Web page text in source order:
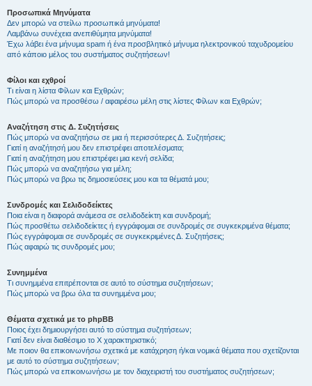
Προσωπικά Μηνύματα
Δεν μπορώ να στείλω προσωπικά μηνύματα!
Λαμβάνω συνέχεια ανεπιθύμητα μηνύματα!
Έχω λάβει ένα μήνυμα spam ή ένα προσβλητικό μήνυμα ηλεκτρονικού ταχυδρομείου
από κάποιο μέλος του συστήματος συζητήσεων!
Φίλοι και εχθροί
Τι είναι η λίστα Φίλων και Εχθρών;
Πώς μπορώ να προσθέσω / αφαιρέσω μέλη στις λίστες Φίλων και Εχθρών;
Αναζήτηση στις Δ. Συζητήσεις
Πώς μπορώ να αναζητήσω σε μια ή περισσότερες Δ. Συζητήσεις;
Γιατί η αναζήτησή μου δεν επιστρέφει αποτελέσματα;
Γιατί η αναζήτηση μου επιστρέφει μια κενή σελίδα;
Πώς μπορώ να αναζητήσω για μέλη;
Πώς μπορώ να βρω τις δημοσιεύσεις μου και τα θέματά μου;
Συνδρομές και Σελιδοδείκτες
Ποια είναι η διαφορά ανάμεσα σε σελιδοδείκτη και συνδρομή;
Πώς προσθέτω σελιδοδείκτες ή εγγράφομαι σε συνδρομές σε συγκεκριμένα θέματα;
Πώς εγγράφομαι σε συνδρομές σε συγκεκριμένες Δ. Συζητήσεις;
Πώς αφαιρώ τις συνδρομές μου;
Συνημμένα
Τι συνημμένα επιτρέπονται σε αυτό το σύστημα συζητήσεων;
Πώς μπορώ να βρω όλα τα συνημμένα μου;
Θέματα σχετικά με το phpBB
Ποιος έχει δημιουργήσει αυτό το σύστημα συζητήσεων;
Γιατί δεν είναι διαθέσιμο το Χ χαρακτηριστικό;
Με ποιον θα επικοινωνήσω σχετικά με κατάχρηση ή/και νομικά θέματα που σχετίζονται
με αυτό το σύστημα συζητήσεων;
Πώς μπορώ να επικοινωνήσω με τον διαχειριστή του συστήματος συζητήσεων;